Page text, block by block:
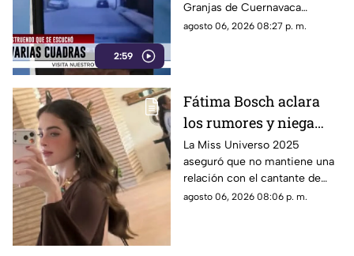
2:59
Granjas de Cuernavaca
terminó en una movilización
agosto 06, 2026 08:27 p. m.
Fátima Bosch aclara
los rumores y niega
tener un romance con
Natanael Cano
La Miss Universo 2025
aseguró que no mantiene una
relación con el cantante de
corridos tumbados.
agosto 06, 2026 08:06 p. m.